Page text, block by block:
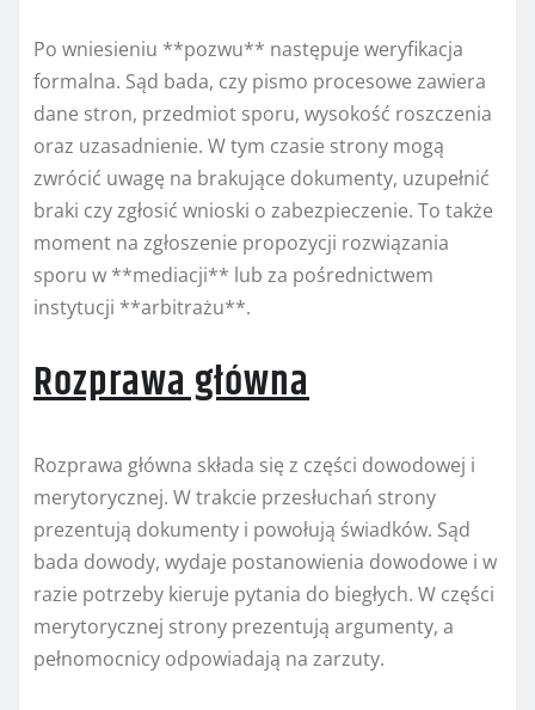
Po wniesieniu **pozwu** następuje weryfikacja
formalna. Sąd bada, czy pismo procesowe zawiera
dane stron, przedmiot sporu, wysokość roszczenia
oraz uzasadnienie. W tym czasie strony mogą
zwrócić uwagę na brakujące dokumenty, uzupełnić
braki czy zgłosić wnioski o zabezpieczenie. To także
moment na zgłoszenie propozycji rozwiązania
sporu w **mediacji** lub za pośrednictwem
instytucji **arbitrażu**.
Rozprawa główna
Rozprawa główna składa się z części dowodowej i
merytorycznej. W trakcie przesłuchań strony
prezentują dokumenty i powołują świadków. Sąd
bada dowody, wydaje postanowienia dowodowe i w
razie potrzeby kieruje pytania do biegłych. W części
merytorycznej strony prezentują argumenty, a
pełnomocnicy odpowiadają na zarzuty.